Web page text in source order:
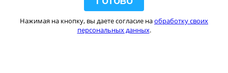
Нажимая на кнопку, вы даете согласие наобработку своих
персональных данных.